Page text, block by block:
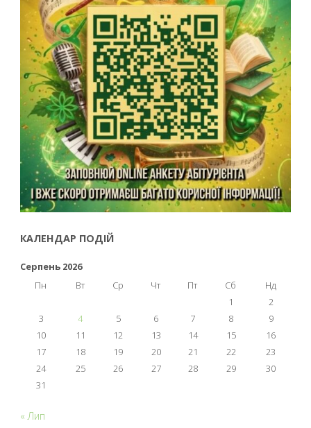
КАЛЕНДАР ПОДІЙ
Серпень 2026
Пн
Вт Ср Чт Пт Сб
Нд
1
2
3
4 5 6 7 8
9
10
11 12 13 14 15
16
17
18 19 20 21 22
23
24
25 26 27 28 29
30
31
« Лип